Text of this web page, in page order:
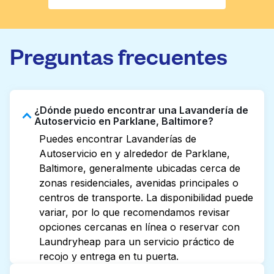
Preguntas frecuentes
¿Dónde puedo encontrar una Lavandería de
Autoservicio en Parklane, Baltimore?
Puedes encontrar Lavanderías de
Autoservicio en y alrededor de Parklane,
Baltimore, generalmente ubicadas cerca de
zonas residenciales, avenidas principales o
centros de transporte. La disponibilidad puede
variar, por lo que recomendamos revisar
opciones cercanas en línea o reservar con
Laundryheap para un servicio práctico de
recojo y entrega en tu puerta.